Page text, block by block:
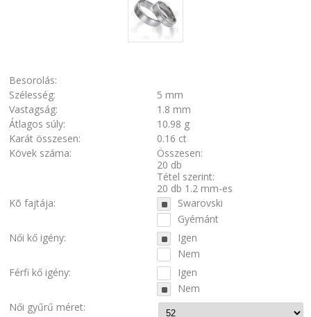
Besorolás:
Szélesség:
5 mm
Vastagság:
1.8 mm
Átlagos súly:
10.98 g
Karát összesen:
0.16 ct
Kövek száma:
Összesen:
20 db
Tétel szerint:
20 db 1.2 mm-es
Kõ fajtája:
Swarovski
Gyémánt
Női kő igény:
Igen
Nem
Férfi kő igény:
Igen
Nem
Női gyűrű méret: